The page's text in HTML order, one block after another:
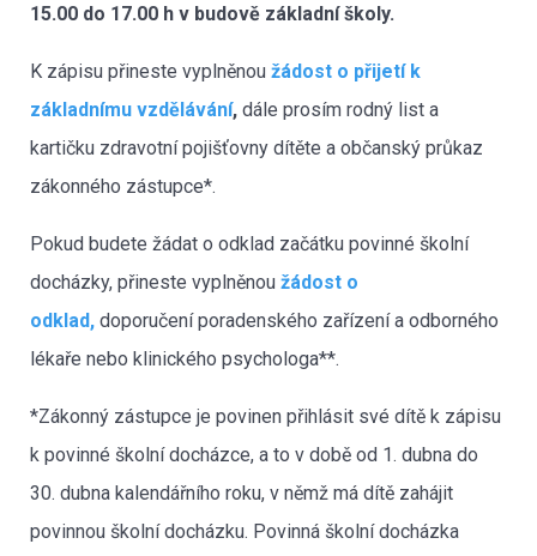
15.00 do 17.00 h v budově základní školy.
K zápisu přineste vyplněnou žádost o přijetí k
základnímu vzdělávání, dále prosím rodný list a
kartičku zdravotní pojišťovny dítěte a občanský průkaz
zákonného zástupce*.
Pokud budete žádat o odklad začátku povinné školní
docházky, přineste vyplněnou žádost o
odklad, doporučení poradenského zařízení a odborného
lékaře nebo klinického psychologa**.
*Zákonný zástupce je povinen přihlásit své dítě k zápisu
k povinné školní docházce, a to v době od 1. dubna do
30. dubna kalendářního roku, v němž má dítě zahájit
povinnou školní docházku. Povinná školní docházka